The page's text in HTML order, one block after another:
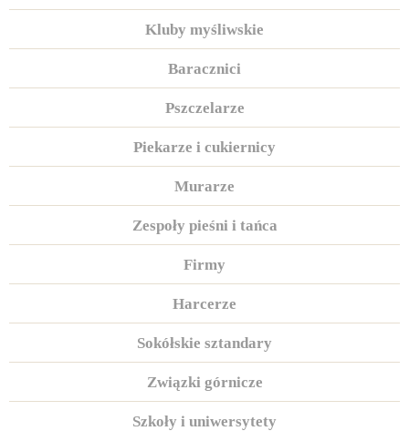
Kluby myśliwskie
Baracznici
Pszczelarze
Piekarze i cukiernicy
Murarze
Zespoły pieśni i tańca
Firmy
Harcerze
Sokółskie sztandary
Związki górnicze
Szkoły i uniwersytety